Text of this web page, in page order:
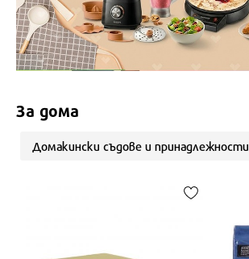
За дома
Домакински съдове и принадлежности